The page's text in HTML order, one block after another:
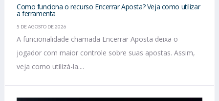
Como funciona o recurso Encerrar Aposta? Veja como utilizar
a ferramenta
5 DE AGOSTO DE 2026
A funcionalidade chamada Encerrar Aposta deixa o
jogador com maior controle sobre suas apostas. Assim,
veja como utilizá-la....